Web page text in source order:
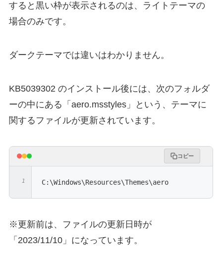
すると黒い枠が表示されるのは、ライトテーマの
場合のみです。
ダークテーマでは違いはわかりません。
KB5039302 のインストール後には、次のフォルダ
ーの中にある「aero.msstyles」という、テーマに
関するファイルが更新されています。
コピー
C:\Windows\Resources\Themes\aero
※更新前は、ファイルの更新日時が
「2023/11/10」になっています。